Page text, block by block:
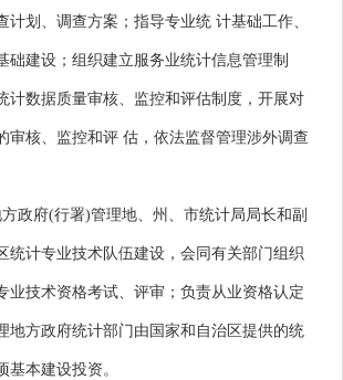
计划、调查方案；指导专业统 计基础工作、
础建设；组织建立服务业统计信息管理制
计数据质量审核、监控和评估制度，开展对
审核、监控和评 估，依法监督管理涉外调查
府(行署)管理地、州、市统计局局长和副
统计专业技术队伍建设，会同有关部门组织
业技术资格考试、评审；负责从业资格认定
地方政府统计部门由国家和自治区提供的统
基本建设投资。